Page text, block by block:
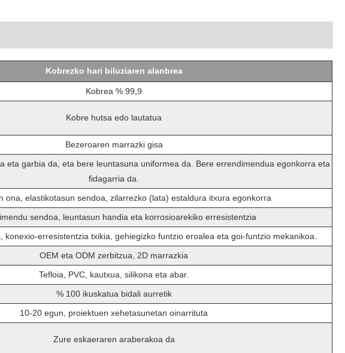
Kobrezko hari biluziaren alanbrea
Kobrea % 99,9
Kobre hutsa edo lautatua
Bezeroaren marrazki gisa
eta garbia da, eta bere leuntasuna uniformea ​​da. Bere errendimendua egonkorra eta
fidagarria da.
ona, elastikotasun sendoa, zilarrezko (lata) estaldura itxura egonkorra
sendoa, leuntasun handia eta korrosioarekiko erresistentzia
konexio-erresistentzia txikia, gehiegizko funtzio eroalea eta goi-funtzio mekanikoa.
OEM eta ODM zerbitzua, 2D marrazkia
Tefloia, PVC, kautxua, silikona eta abar.
% 100 ikuskatua bidali aurretik
10-20 egun, proiektuen xehetasunetan oinarrituta
Zure eskaeraren araberakoa da